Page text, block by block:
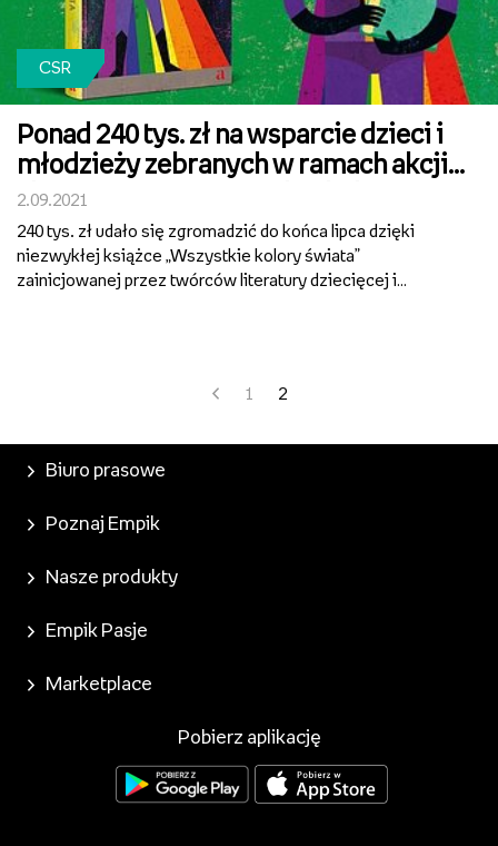
CSR
Ponad 240 tys. zł na wsparcie dzieci i
młodzieży zebranych w ramach akcji
charytatywnej „Wszystkie kolory
świata"
2.09.2021
240 tys. zł udało się zgromadzić do końca lipca dzięki
niezwykłej książce „Wszystkie kolory świata”
zainicjowanej przez twórców literatury dziecięcej i
1 2
Biuro prasowe
Poznaj Empik
Nasze produkty
Empik Pasje
Marketplace
Pobierz aplikację